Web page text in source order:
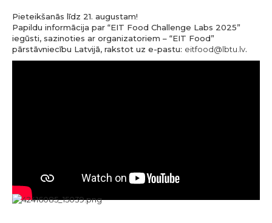
Pieteikšanās līdz 21. augustam!
Papildu informācija par “EIT Food Challenge Labs 2025”
iegūsti, sazinoties ar organizatoriem – “EIT Food”
pārstāvniecību Latvijā, rakstot uz e-pastu: eitfood@lbtu.lv.